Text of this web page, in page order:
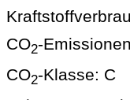
CO2-
CO2-Klasse: C